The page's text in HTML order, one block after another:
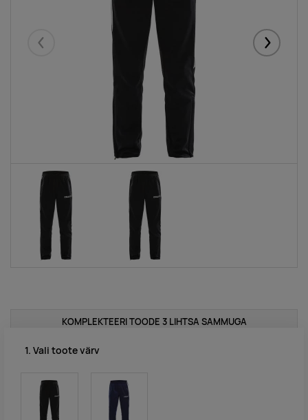
Eelmised
KOMPLEKTEERI TOODE 3 LIHTSA SAMMUGA
1. Vali toote värv